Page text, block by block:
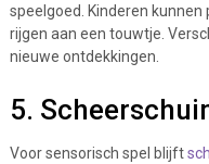
speelgoed. Kinderen
rijgen aan een touwtje.
nieuwe ontdekkingen.
5.
Voor sensorisch spel blijft